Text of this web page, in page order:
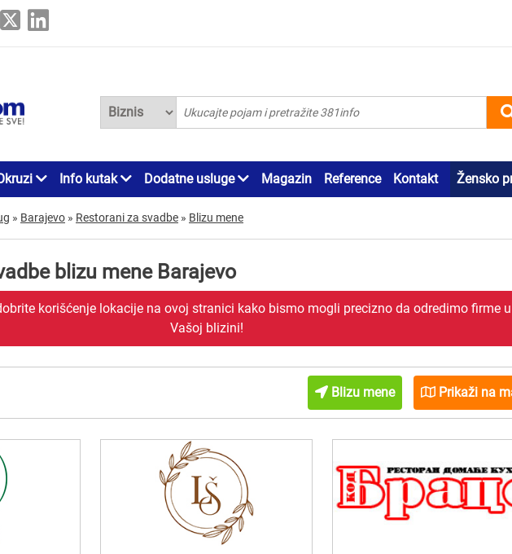
Info kutak Dodatne usluge Magazin Reference Kontakt Žensko
» Barajevo » Restorani za svadbe » Blizu mene
blizu mene Barajevo
korišćenje lokacije na ovoj stranici kako bismo mogli precizno da odredimo firme u
Vašoj blizini!
Blizu mene Prikaži na